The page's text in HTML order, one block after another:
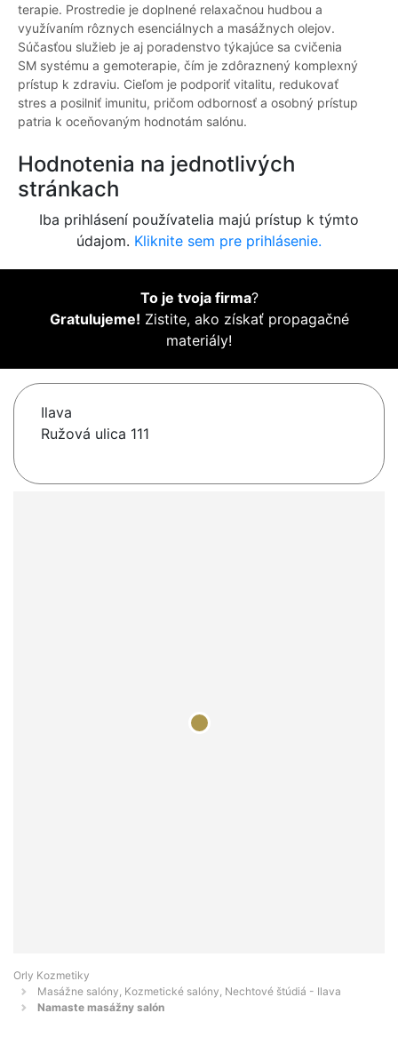
terapie. Prostredie je doplnené relaxačnou hudbou a
využívaním rôznych esenciálnych a masážnych olejov.
Súčasťou služieb je aj poradenstvo týkajúce sa cvičenia
SM systému a gemoterapie, čím je zdôraznený komplexný
prístup k zdraviu. Cieľom je podporiť vitalitu, redukovať
stres a posilniť imunitu, pričom odbornosť a osobný prístup
patria k oceňovaným hodnotám salónu.
Hodnotenia na jednotlivých
stránkach
Iba prihlásení používatelia majú prístup k týmto
údajom. Kliknite sem pre prihlásenie.
To je tvoja firma?
Gratulujeme! Zistite, ako získať propagačné
materiály!
Ilava
Ružová ulica 111
Orly Kozmetiky
Masážne salóny, Kozmetické salóny, Nechtové štúdiá - Ilava
Namaste masážny salón